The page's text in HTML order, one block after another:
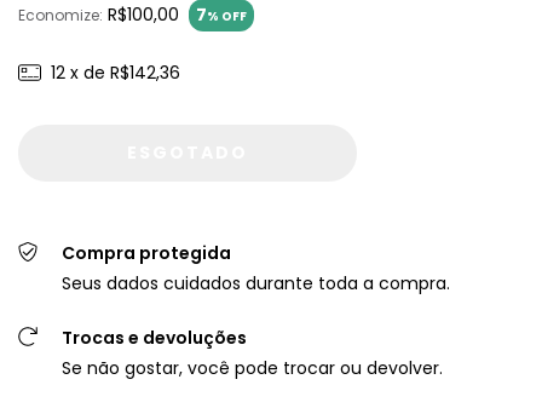
Economize: R$100,00 7% OFF
12 x de R$142,36
Compra protegida
Seus dados cuidados durante toda a compra.
Trocas e devoluções
Se não gostar, você pode trocar ou devolver.